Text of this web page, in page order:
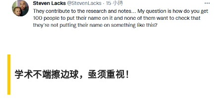
学术不端擦边球，亟须重视！